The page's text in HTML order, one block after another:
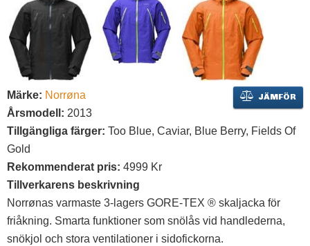
JÄMFÖR
Märke: Norrøna
Årsmodell: 2013
Tillgängliga färger: Too Blue, Caviar, Blue Berry, Fields Of
Gold
Rekommenderat pris: 4999 Kr
Tillverkarens beskrivning
Norrønas varmaste 3-lagers GORE-TEX ® skaljacka för
friåkning. Smarta funktioner som snölås vid handlederna,
snökjol och stora ventilationer i sidofickorna.